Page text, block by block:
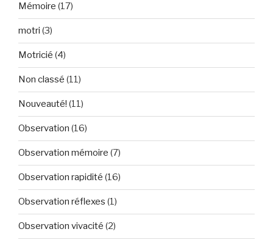
Mémoire (17)
motri (3)
Motricié (4)
Non classé (11)
Nouveauté! (11)
Observation (16)
Observation mémoire (7)
Observation rapidité (16)
Observation réflexes (1)
Observation vivacité (2)